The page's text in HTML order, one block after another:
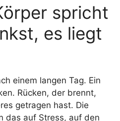
spricht
es liegt
einem langen Tag. Ein
Rücken, der brennt,
getragen hast. Die
das auf Stress, auf den